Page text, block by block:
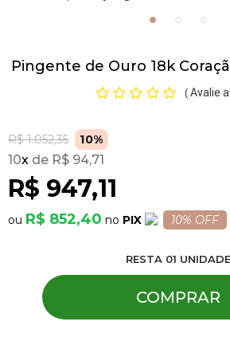
Pingente de Ouro 18k
( Avalie
R$ 1.052,35 10%
R$ 947,11
10x R$ 94,71
R$ 852,40 PIX 10% OFF
RESTA 01 UNIDADE
COMPRAR
Pingentes
Pulseiras
Piercing
Pedras Preciosas